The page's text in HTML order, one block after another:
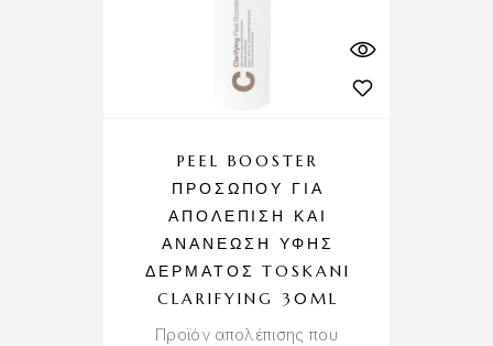
PEEL BOOSTER
ΠΡΟΣΏΠΟΥ ΓΙΑ
ΑΠΟΛΈΠΙΣΗ ΚΑΙ
ΑΝΑΝΈΩΣΗ ΥΦΉΣ
ΔΈΡΜΑΤΟΣ TOSKANI
CLARIFYING 30ML
Προϊόν απολέπισης που